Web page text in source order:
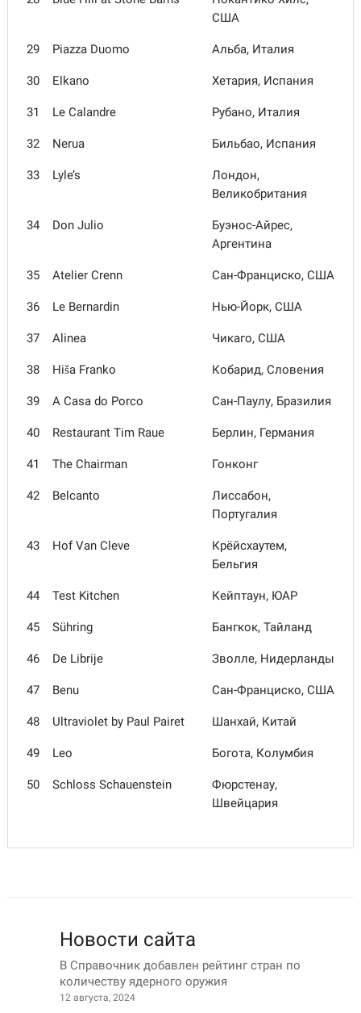
США
29 Piazza Duomo Альба, Италия
30 Elkano Хетария, Испания
31 Le Calandre Рубано, Италия
32 Nerua Бильбао, Испания
33 Lyle’s
Лондон,
Великобритания
34 Don Julio
Буэнос-Айрес,
Аргентина
35 Atelier Crenn Сан-Франциско, США
36 Le Bernardin Нью-Йорк, США
37 Alinea Чикаго, США
38 Hiša Franko Кобарид, Словения
39 A Casa do Porco Сан-Паулу, Бразилия
40 Restaurant Tim Raue Берлин, Германия
41 The Chairman Гонконг
42 Belcanto
Лиссабон,
Португалия
43 Hof Van Cleve
Крёйсхаутем,
Бельгия
44 Test Kitchen Кейптаун, ЮАР
45 Sühring Бангкок, Тайланд
46 De Librije Зволле, Нидерланды
47 Benu Сан-Франциско, США
48 Ultraviolet by Paul Pairet Шанхай, Китай
49 Leo Богота, Колумбия
50 Schloss Schauenstein
Фюрстенау,
Швейцария
Новости сайта
В Справочник добавлен рейтинг стран по
количеству ядерного оружия
12 августа, 2024